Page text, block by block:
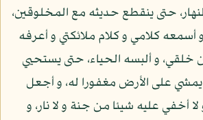
حتى ينقطع حديثه مع المخلوقين،
كلامي و كلام ملائكتي و أعرفه
خلقي، و ألبسه الحياء، حتى يستحيي
على الأرض مغفورا له، و أجعل
لا أخفي عليه شيئا من جنة و لا نار، و